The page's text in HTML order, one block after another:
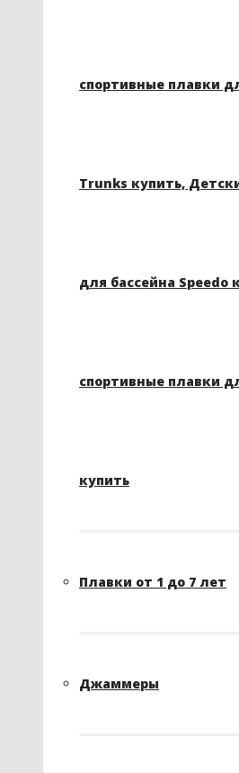
спортивные плавки
Trunks купить,
для бассейна Speedo
спортивные плавки
купить
Плавки от 1 до 7 лет
Джаммеры